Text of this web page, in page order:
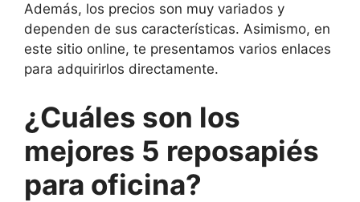
Además, los precios son muy variados y
dependen de sus características. Asimismo, en
este sitio online, te presentamos varios enlaces
para adquirirlos directamente.
¿Cuáles son los
mejores 5 reposapiés
para oficina?